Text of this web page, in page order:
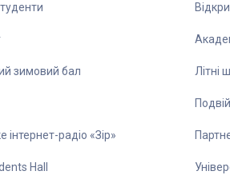
зимовий бал
інтернет-радіо «Зір»
Hall
Літні